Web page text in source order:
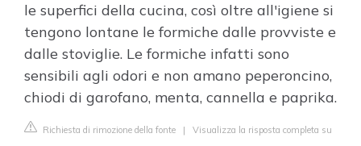
le superfici della cucina, così oltre all'igiene si
tengono lontane le formiche dalle provviste e
dalle stoviglie. Le formiche infatti sono
sensibili agli odori e non amano peperoncino,
chiodi di garofano, menta, cannella e paprika.
Richiesta di rimozione della fonte | Visualizza la risposta completa su